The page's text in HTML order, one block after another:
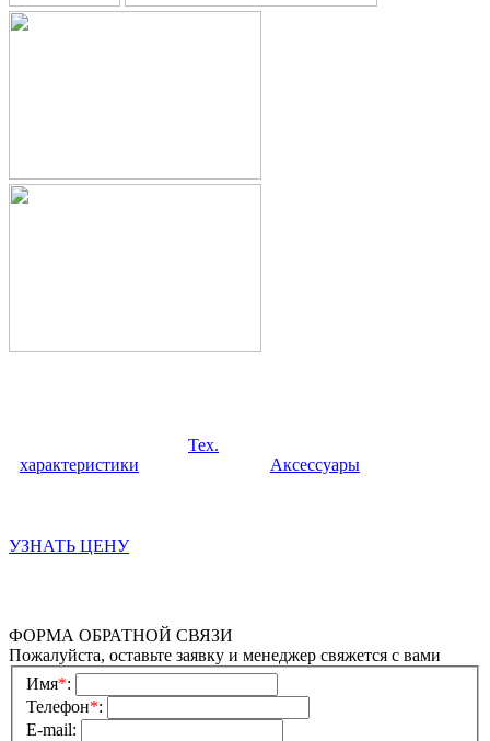
Тех.
характеристики
Аксессуары
УЗНАТЬ ЦЕНУ
ФОРМА ОБРАТНОЙ СВЯЗИ
Пожалуйста, оставьте заявку и менеджер свяжется с вами
Имя*:
Телефон*:
E-mail: